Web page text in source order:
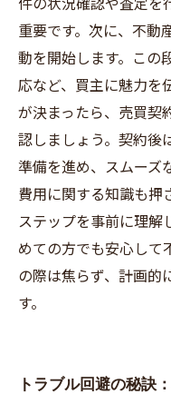
重要です。次に、不動
動を開始します。この
応など、買主に魅力を
が決まったら、売買契
認しましょう。契約後
準備を進め、スムーズ
費用に関する知識も押
ステップを事前に理解
めての方でも安心して
の際は焦らず、計画的
す。
トラブル回避の秘訣